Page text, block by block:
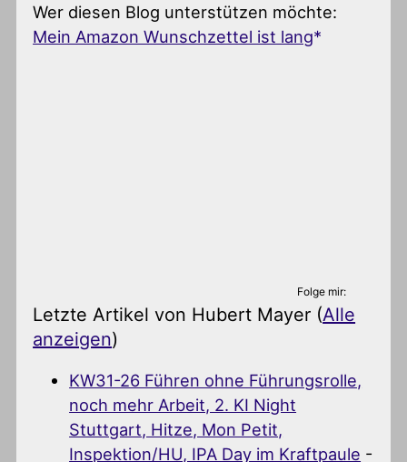
Wer diesen Blog unterstützen möchte:
Mein Amazon Wunschzettel ist lang
Folge mir:
Letzte Artikel von Hubert Mayer (Alle
anzeigen)
KW31-26 Führen ohne Führungsrolle,
noch mehr Arbeit, 2. KI Night
Stuttgart, Hitze, Mon Petit,
Inspektion/HU, IPA Day im Kraftpaule -